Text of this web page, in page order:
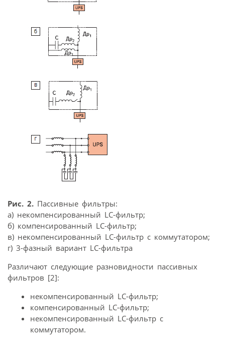
Рис. 2. Пассивные фильтры:
a) некомпенсированный LC-фильтр;
б) компенсированный LC-фильтр;
в) некомпенсированный LC-фильтр с коммутатором;
г) 3-фазный вариант LC-фильтра
Различают следующие разновидности пассивных
фильтров [2]:
некомпенсированный LC-фильтр;
компенсированный LC-фильтр;
некомпенсированный LC-фильтр с
коммутатором.